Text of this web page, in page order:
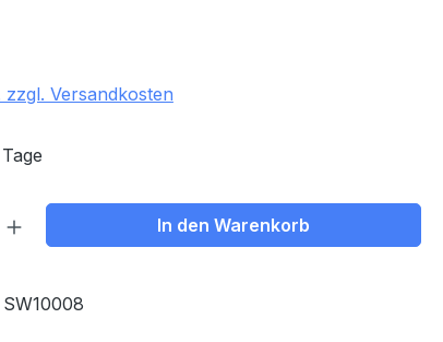
Versandkosten
Gib den gewünschten Wert
In den Warenkorb
SW10008